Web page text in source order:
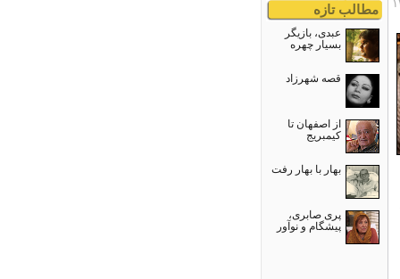
مطالب تازه
عبدی، بازیگر
بسیار چهره
قصه شهرزاد
از اصفهان تا
کیمبریج
بهار با بهار رفت
پری صابری،
پیشگام و نوآور